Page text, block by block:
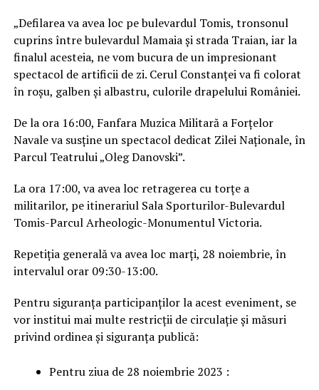
„Defilarea va avea loc pe bulevardul Tomis, tronsonul
cuprins între bulevardul Mamaia și strada Traian, iar la
finalul acesteia, ne vom bucura de un impresionant
spectacol de artificii de zi. Cerul Constanței va fi colorat
în roșu, galben și albastru, culorile drapelului României.
De la ora 16:00, Fanfara Muzica Militară a Forțelor
Navale va susține un spectacol dedicat Zilei Naționale, în
Parcul Teatrului „Oleg Danovski”.
La ora 17:00, va avea loc retragerea cu torțe a
militarilor, pe itinerariul Sala Sporturilor-Bulevardul
Tomis-Parcul Arheologic-Monumentul Victoria.
Repetiția generală va avea loc marți, 28 noiembrie, în
intervalul orar 09:30-13:00.
Pentru siguranța participanților la acest eveniment, se
vor institui mai multe restricții de circulație și măsuri
privind ordinea și siguranța publică:
Pentru ziua de 28 noiembrie 2023 :